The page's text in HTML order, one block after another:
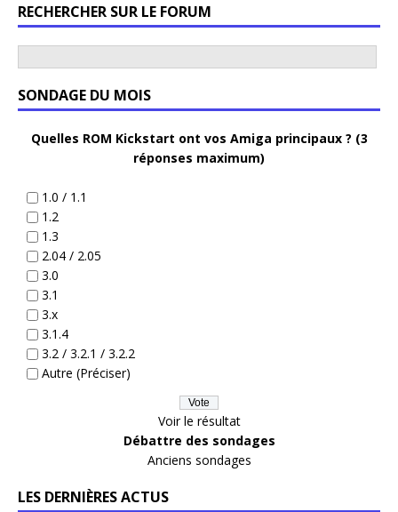
RECHERCHER SUR LE FORUM
SONDAGE DU MOIS
Quelles ROM Kickstart ont vos Amiga principaux ? (3
réponses maximum)
1.0 / 1.1
1.2
1.3
2.04 / 2.05
3.0
3.1
3.x
3.1.4
3.2 / 3.2.1 / 3.2.2
Autre (Préciser)
Voir le résultat
Débattre des sondages
Anciens sondages
LES DERNIÈRES ACTUS